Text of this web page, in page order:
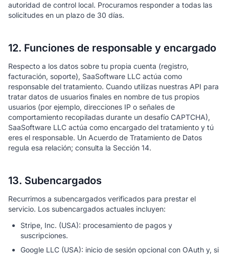
autoridad de control local. Procuramos responder a todas las
solicitudes en un plazo de 30 días.
12. Funciones de responsable y encargado
Respecto a los datos sobre tu propia cuenta (registro,
facturación, soporte), SaaSoftware LLC actúa como
responsable del tratamiento. Cuando utilizas nuestras API para
tratar datos de usuarios finales en nombre de tus propios
usuarios (por ejemplo, direcciones IP o señales de
comportamiento recopiladas durante un desafío CAPTCHA),
SaaSoftware LLC actúa como encargado del tratamiento y tú
eres el responsable. Un Acuerdo de Tratamiento de Datos
regula esa relación; consulta la Sección 14.
13. Subencargados
Recurrimos a subencargados verificados para prestar el
servicio. Los subencargados actuales incluyen:
Stripe, Inc. (USA): procesamiento de pagos y
suscripciones.
Google LLC (USA): inicio de sesión opcional con OAuth y, si